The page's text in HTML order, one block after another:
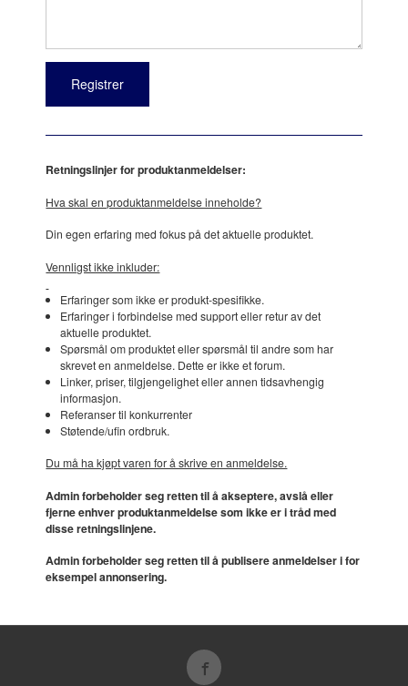
Retningslinjer for produktanmeldelser:
Hva skal en produktanmeldelse inneholde?
Din egen erfaring med fokus på det aktuelle produktet.
Vennligst ikke inkluder:
Erfaringer som ikke er produkt-spesifikke.
Erfaringer i forbindelse med support eller retur av det
aktuelle produktet.
Spørsmål om produktet eller spørsmål til andre som har
skrevet en anmeldelse. Dette er ikke et forum.
Linker, priser, tilgjengelighet eller annen tidsavhengig
informasjon.
Referanser til konkurrenter
Støtende/ufin ordbruk.
Du må ha kjøpt varen for å skrive en anmeldelse.
Admin forbeholder seg retten til å akseptere, avslå eller
fjerne enhver produktanmeldelse som ikke er i tråd med
disse retningslinjene.
Admin forbeholder seg retten til å publisere anmeldelser i for
eksempel annonsering.